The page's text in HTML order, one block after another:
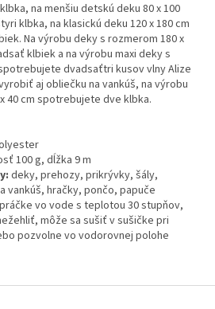
na menšiu detskú deku 80 x 100
klbka, na klasickú deku 120 x 180 cm
Na výrobu deky s rozmerom 180 x
klbiek a na výrobu maxi deky s
dvadsaťtri kusov vlny Alize
aj obliečku na vankúš, na výrobu
40 cm spotrebujete dve klbka.
100 g, dĺžka 9 m
deky, prehozy, prikrývky, šály,
vankúš, hračky, pončo, papuče
vo vode s teplotou 30 stupňov,
môže sa sušiť v sušičke pri
pozvolne vo vodorovnej polohe